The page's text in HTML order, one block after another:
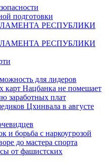
подготовки
РЕСПУБЛИКИ
РЕСПУБЛИКИ
для лидеров
карт Нацбанка не помешает
заработных плат
Цхинвала в августе
и борьба с наркоугрозой
до мастера спорта
от фашистских